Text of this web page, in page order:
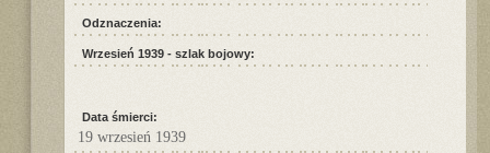
Odznaczenia:
Wrzesień 1939 - szlak bojowy:
Data śmierci:
19 wrzesień 1939